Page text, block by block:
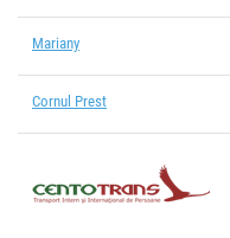
Mariany
Cornul Prest